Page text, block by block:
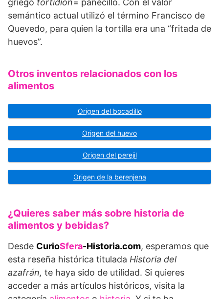
griego tortidion= panecillo. Con el valor
semántico actual utilizó el término Francisco de
Quevedo, para quien la tortilla era una “fritada de
huevos”.
Otros inventos relacionados con los
alimentos
Origen del bocadillo
Origen del huevo
Origen del perejil
Origen de la berenjena
¿Quieres saber más sobre historia de
alimentos y bebidas?
Desde CurioSfera-Historia.com, esperamos que
esta reseña histórica titulada Historia del
azafrán, te haya sido de utilidad. Si quieres
acceder a más artículos históricos, visita la